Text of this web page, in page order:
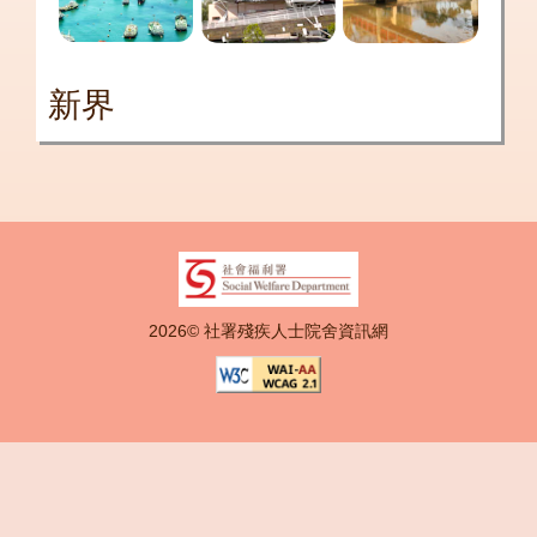
新界
2026© 社署殘疾人士院舍資訊網